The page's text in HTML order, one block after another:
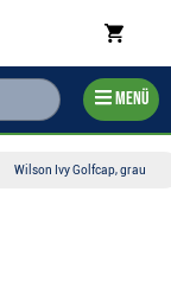
Menü
Wilson Ivy Golfcap, grau